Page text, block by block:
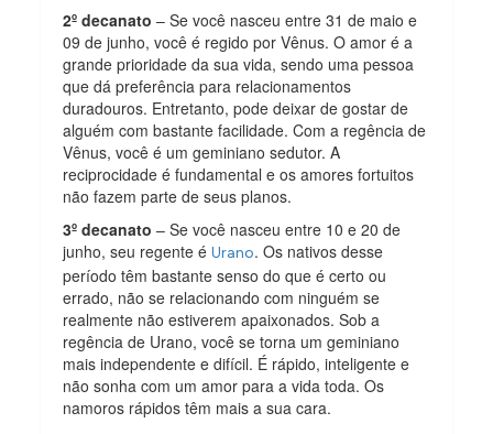
2º decanato – Se você nasceu entre 31 de maio e
09 de junho, você é regido por Vênus. O amor é a
grande prioridade da sua vida, sendo uma pessoa
que dá preferência para relacionamentos
duradouros. Entretanto, pode deixar de gostar de
alguém com bastante facilidade. Com a regência de
Vênus, você é um geminiano sedutor. A
reciprocidade é fundamental e os amores fortuitos
não fazem parte de seus planos.
3º decanato – Se você nasceu entre 10 e 20 de
junho, seu regente éUrano. Os nativos desse
período têm bastante senso do que é certo ou
errado, não se relacionando com ninguém se
realmente não estiverem apaixonados. Sob a
regência de Urano, você se torna um geminiano
mais independente e difícil. É rápido, inteligente e
não sonha com um amor para a vida toda. Os
namoros rápidos têm mais a sua cara.